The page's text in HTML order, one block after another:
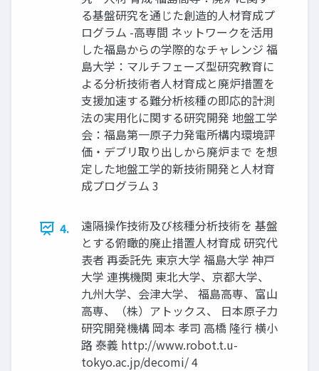
る基盤研究を通じた創造的人材育成プ
ログラム -高専間 ネットワークを活用
した福島からの学際的なチャレンジ 福
島大学：マルチフェーズ型研究教育に
よる分析技術者人材育成と廃炉措置を
支援加速する難分析核種の即応的計測
法の実用化に関する研究開発 地盤工学
会：福島第一原子力発電所構内環境評
価・デブリ取り出しから廃炉まで を想
定した地盤工学的新技術開発と人材育
成プログラム 3
4.
遠隔操作技術及び核種分析技術を 基盤
とする俯瞰的廃止措置人材育成 研究代
表者 再委託先 東京大学 福島大学 神戸
大学 連携機関 東北大学、京都大学、
九州大学、会津大学、 福島高専、富山
高専、（株）アトックス、 日本原子力
研究開発機構 岡本 孝司 高橋 隆行 横小
路 泰義 http://www.robot.t.u-
tokyo.ac.jp/decomi/ 4